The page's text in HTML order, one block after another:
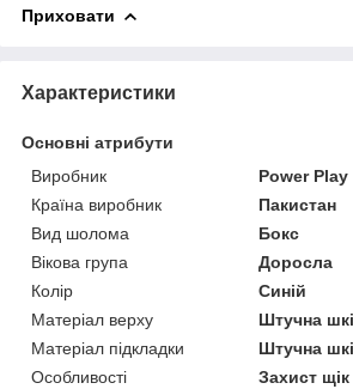
Приховати
Характеристики
Основні атрибути
Виробник
Power Play
Країна виробник
Пакистан
Вид шолома
Бокс
Вікова група
Доросла
Колір
Синій
Матеріал верху
Штучна
Матеріал підкладки
Штучна
Особливості
Захист щік